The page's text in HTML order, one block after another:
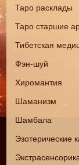
Таро расклады
Таро старшие
Тибетская
Фэн-шуй
Хиромантия
Шаманизм
Шамбала
Эзотерические